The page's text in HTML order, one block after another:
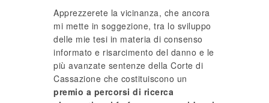
Apprezzerete la vicinanza, che ancora
mi mette in soggezione, tra lo sviluppo
delle mie tesi in materia di consenso
informato e risarcimento del danno e le
più avanzate sentenze della Corte di
Cassazione che costituiscono un
premio a percorsi di ricerca